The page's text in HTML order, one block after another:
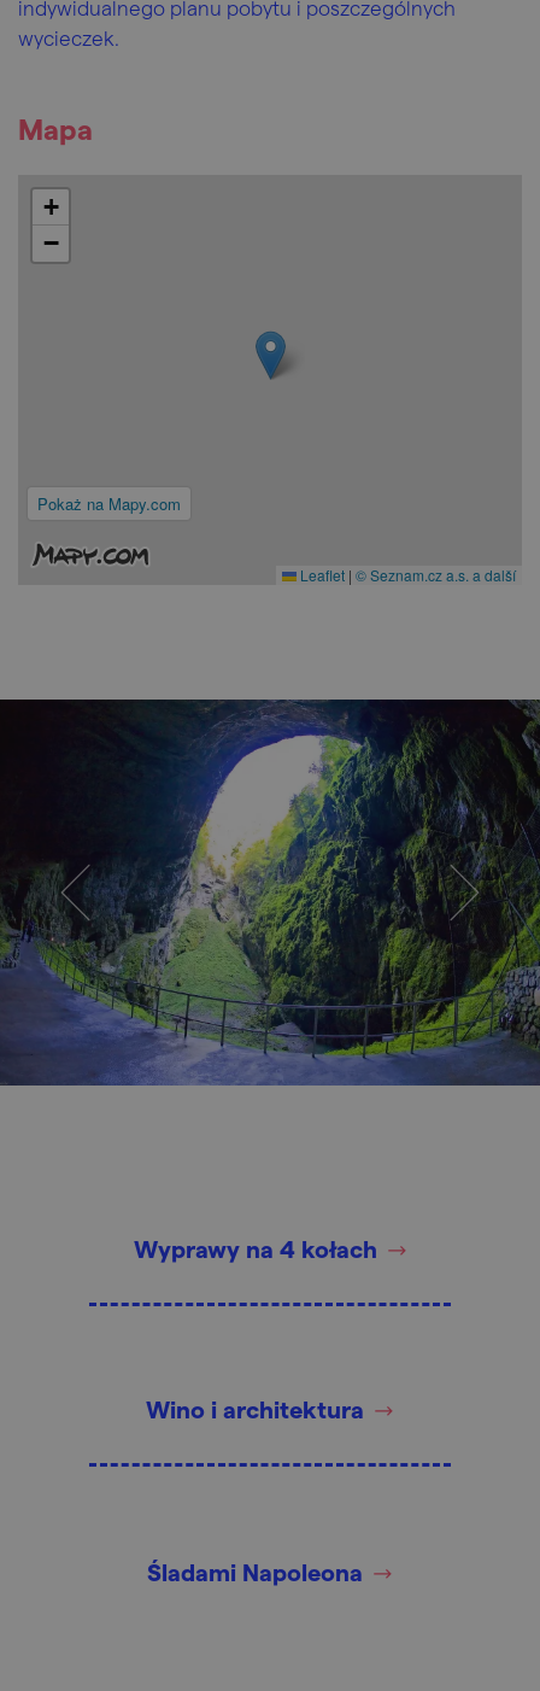
indywidualnego planu pobytu i poszczególnych
wycieczek.
Mapa
Pokaż na Mapy.com
+
−
Leaflet | © Seznam.cz a.s. a další
Wyprawy na 4 kołach
Wino i architektura
Śladami Napoleona